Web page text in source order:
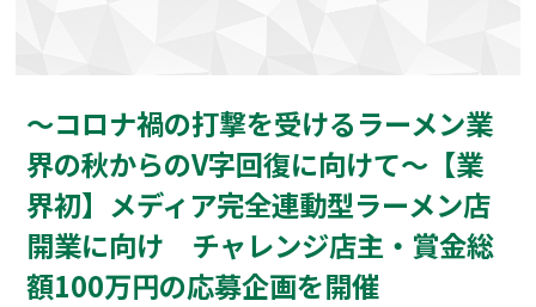
〜コロナ禍の打撃を受けるラーメン業
界の秋からのV字回復に向けて〜【業
界初】メディア完全連動型ラーメン店
開業に向け チャレンジ店主・賞金総
額100万円の応募企画を開催